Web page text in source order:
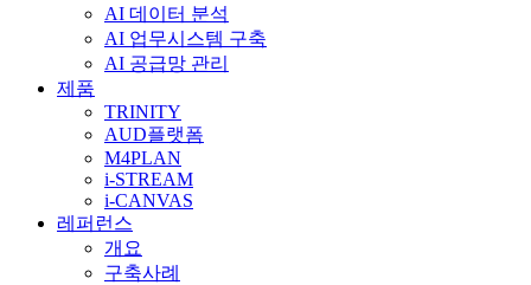
AI 데이터 분석
AI 업무시스템 구축
AI 공급망 관리
제품
TRINITY
AUD플랫폼
M4PLAN
i-STREAM
i-CANVAS
레퍼런스
개요
구축사례